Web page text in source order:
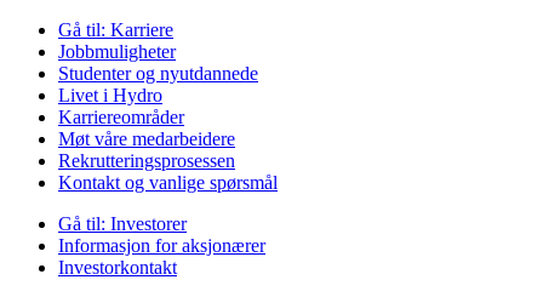
Gå til: Karriere
Jobbmuligheter
Studenter og nyutdannede
Livet i Hydro
Karriereområder
Møt våre medarbeidere
Rekrutteringsprosessen
Kontakt og vanlige spørsmål
Gå til: Investorer
Informasjon for aksjonærer
Investorkontakt